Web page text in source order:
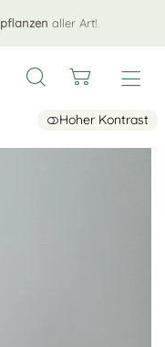
pflanzen aller Art!
Hoher Kontrast